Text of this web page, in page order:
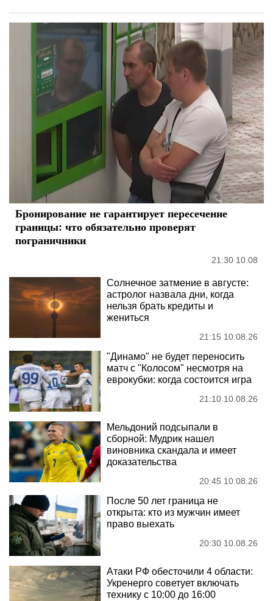
Бронирование не гарантирует пересечение
границы: что обязательно проверят
пограничники
21:30 10.08
Солнечное затмение в августе:
астролог назвала дни, когда
нельзя брать кредиты и
жениться
21:15 10.08.26
"Динамо" не будет переносить
матч с "Колосом" несмотря на
еврокубки: когда состоится игра
21:10 10.08.26
Мельдоний подсыпали в
сборной: Мудрик нашел
виновника скандала и имеет
доказательства
20:45 10.08.26
После 50 лет граница не
открыта: кто из мужчин имеет
право выехать
20:30 10.08.26
Атаки РФ обесточили 4 области:
Укренерго советует включать
технику с 10:00 до 16:00